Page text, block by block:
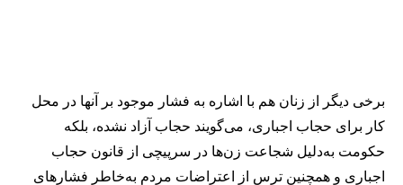
برخی دیگر از زنان هم با اشاره به فشار موجود بر آنها در محل
کار برای حجاب اجباری، می‌گویند حجاب آزاد نشده، بلکه
حکومت به‌دلیل شجاعت زن‌ها در سرپیچی از قانون حجاب
اجباری و همچنین ترس از اعتراضات مردم به‌خاطر فشارهای